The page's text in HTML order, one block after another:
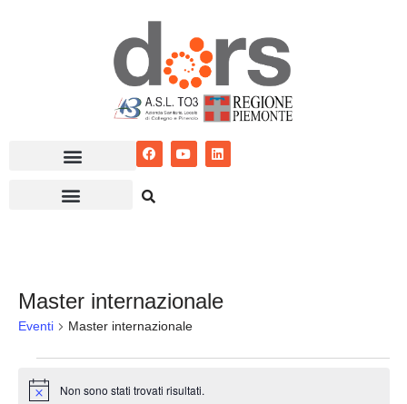
Master internazionale
Eventi Master internazionale
Notice Non sono stati trovati risultati.